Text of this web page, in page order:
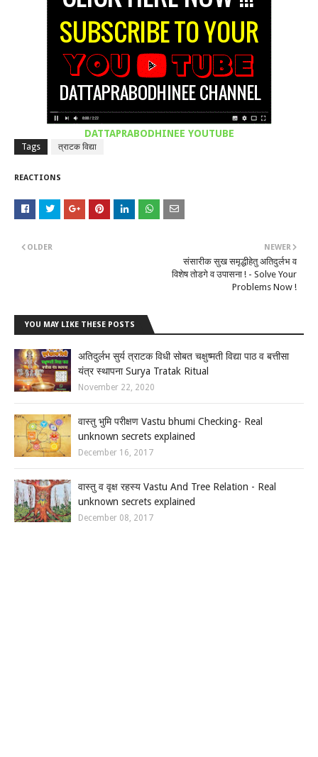
DATTAPRABODHINEE YOUTUBE
Tags त्राटक विद्या
REACTIONS
NEWER
संसारीक सुख समृद्धीहेतु अतिदुर्लभ व
विशेष तोडगे व उपासना ! - Solve Your
Problems Now !
OLDER
YOU MAY LIKE THESE POSTS
अतिदुर्लभ सुर्य त्राटक विधी सोबत चक्षुष्मती विद्या पाठ व बत्तीसा
यंत्र स्थापना Surya Tratak Ritual
November 22, 2020
वास्तु भुमि परीक्षण Vastu bhumi Checking- Real
unknown secrets explained
December 16, 2017
वास्तु व वृक्ष रहस्य Vastu And Tree Relation - Real
unknown secrets explained
December 08, 2017